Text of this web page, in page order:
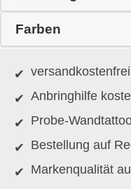
Farben
Anbringhilfe
Probe-
Bestellung auf
Markenqualität